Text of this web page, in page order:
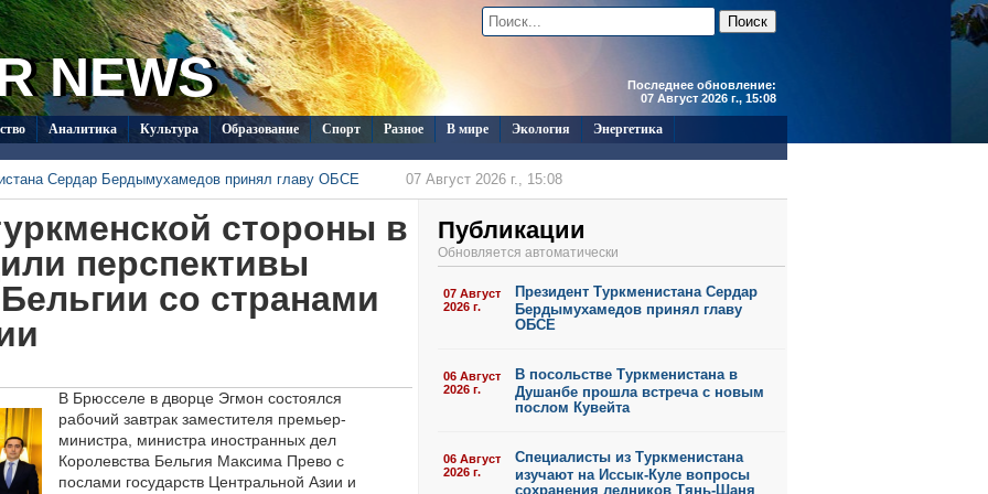
NEWS
Последнее обновление:
07 Август 2026 г., 15:08
Аналитика Культура Образование Спорт Разное В мире Экология
Энергетика
Сердар Бердымухамедов принял главу ОБСЕ
07 Август 2026 г., 15:08
в Душанбе прошла встреча с новым послом Кувейта
06 Август 2026 г., 17:40
изучают на Иссык-Куле вопросы сохранения
06 Август 2026 г., 17:40
визитом в Туркменистан
06 Август 2026 г., 17:35
СНГ поступило на конкурс документального кино в Туркменистане
06 Август 2026 г., 17:34
Ассоциацию «Akhal-Téké France» на чемпионат мира
05 Август 2026 г., 11:45
стороны в
перспективы
со странами
В Брюсселе в дворце Эгмон состоялся
рабочий завтрак заместителя премьер-
министра, министра иностранных дел
Королевства Бельгия Максима Прево с
послами государств Центральной Азии и
Публикации
Обновляется автоматически
07 Август
2026 г.
Президент Туркменистана Сердар
Бердымухамедов принял главу
ОБСЕ
06 Август
2026 г.
В посольстве Туркменистана в
Душанбе прошла встреча с новым
послом Кувейта
06 Август
2026 г.
Специалисты из Туркменистана
изучают на Иссык-Куле вопросы
сохранения ледников Тянь-Шаня